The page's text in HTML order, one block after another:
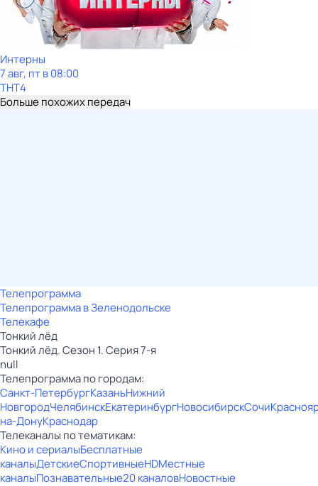
Интерны
7 авг, пт в 08:00
ТНТ4
Больше похожих передач
Телепрограмма
Телепрограмма в Зеленодольске
Телекафе
Тонкий лёд
Тонкий лёд. Сезон 1. Серия 7-я
null
Телепрограмма по городам:
Санкт-ПетербургКазаньНижний
НовгородЧелябинскЕкатеринбургНовосибирскСочи
на-ДонуКраснодар
Телеканалы по тематикам:
Кино и сериалыБесплатные
каналыДетскиеСпортивныеHDМестные
каналыПознавательные20 каналовНовостные